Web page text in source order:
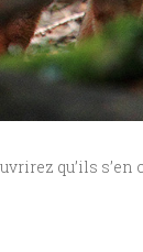
qu’ils